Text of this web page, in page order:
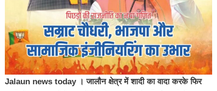
Jalaun news today । जालौन क्षेत्र में शादी का वादा करके फिर